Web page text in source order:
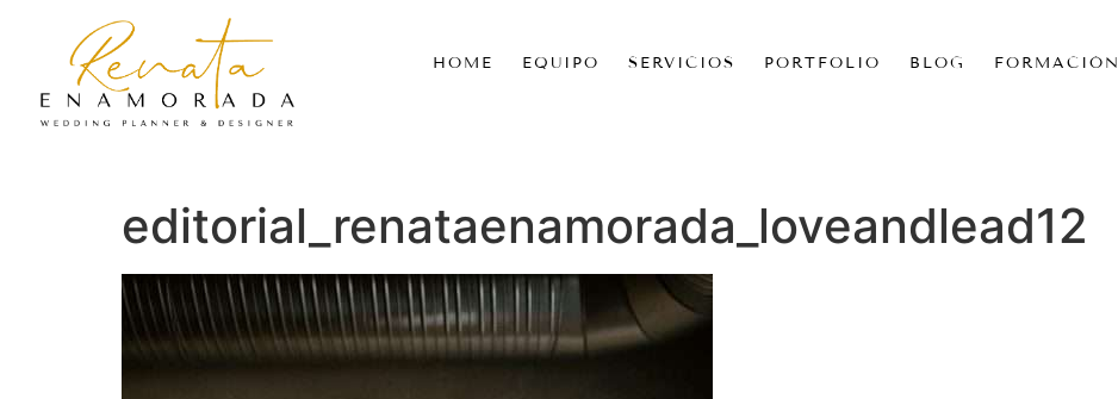
HOME EQUIPO SERVICIOS PORTFOLIO BLOG FORMACIÓN
editorial_renataenamorada_loveandlead12